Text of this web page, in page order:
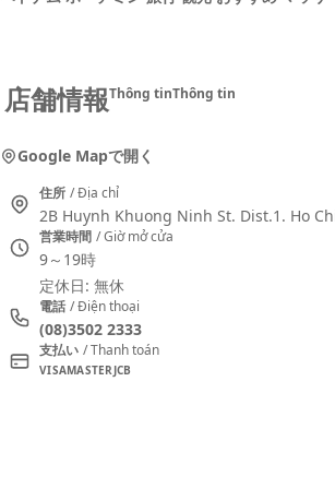
店舗情報Thông tinThông tin
Google Mapで開く
住所 / Địa chỉ
2B Huynh Khuong Ninh St. Dist.1. Ho
営業時間 / Giờ mở cửa
9～19時
定休日: 無休
電話 / Điện thoại
(08)3502 2333
支払い / Thanh toán
VISAMASTERJCB